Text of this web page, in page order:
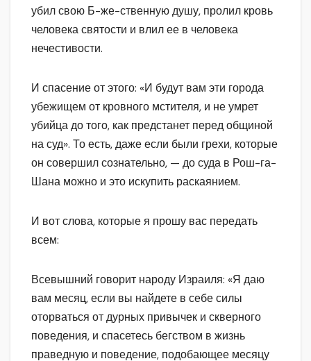
убил свою Б-же-ственную душу, пролил кровь
человека святости и влил ее в человека
нечестивости.
И спасение от этого: «И будут вам эти города
убежищем от кровного мстителя, и не умрет
убийца до того, как предстанет перед общиной
на суд». То есть, даже если были грехи, которые
он совершил сознательно, — до суда в Рош-га-
Шана можно и это искупить раскаянием.
И вот слова, которые я прошу вас передать
всем:
Всевышний говорит народу Израиля: «Я даю
вам месяц, если вы найдете в себе силы
оторваться от дурных привычек и скверного
поведения, и спасетесь бегством в жизнь
праведную и поведение, подобающее месяцу